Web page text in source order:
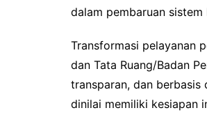
dalam pembaruan sistem
Transformasi pelayanan
dan Tata Ruang/Badan
transparan, dan berbasis
dinilai memiliki kesiapan